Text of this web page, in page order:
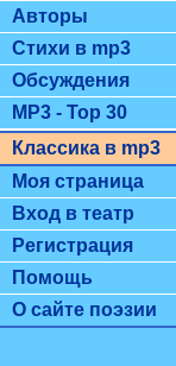
Авторы
Стихи в mp3
Обсуждения
MP3 - Top 30
Классика в mp3
Моя страница
Вход в театр
Регистрация
Помощь
О сайте поэзии